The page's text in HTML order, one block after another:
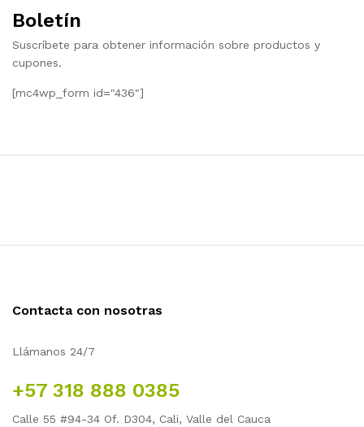
Boletín
Suscríbete para obtener información sobre productos y
cupones.
[mc4wp_form id="436"]
Contacta con nosotras
Llámanos 24/7
+57 318 888 0385
Calle 55 #94-34 Of. D304, Cali, Valle del Cauca